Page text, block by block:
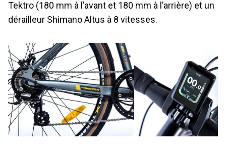
Tektro (180 mm à l’avant et 180 mm à l’arrière) et un
dérailleur Shimano Altus à 8 vitesses.